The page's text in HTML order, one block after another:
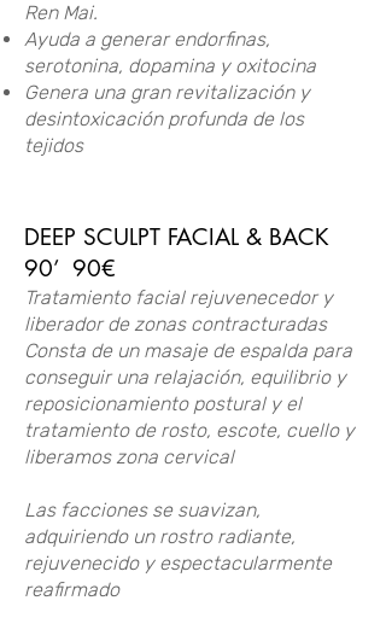
Ren Mai.
Ayuda a generar endorfinas,
serotonina, dopamina y oxitocina
Genera una gran revitalización y
desintoxicación profunda de los
tejidos
DEEP SCULPT FACIAL & BACK
90’ 90€
Tratamiento facial rejuvenecedor y
liberador de zonas contracturadas​
Consta de un masaje de espalda para
conseguir una relajación, equilibrio y
reposicionamiento postural y el
tratamiento de rosto, escote, cuello y
liberamos zona cervical
Las facciones se suavizan,
adquiriendo un rostro radiante,
rejuvenecido y espectacularmente
reafirmado